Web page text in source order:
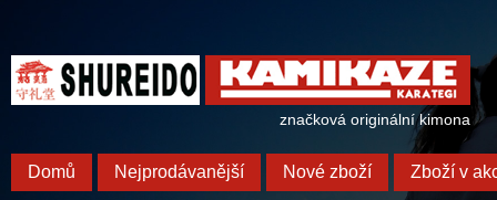
značková originální kimona
Domů Nejprodávanější Nové zboží Zboží v